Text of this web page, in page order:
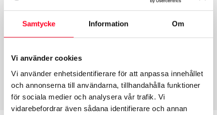
Samtycke Information Om
Vi använder cookies
Vi använder enhetsidentifierare för att anpassa innehållet
och annonserna till användarna, tillhandahålla funktioner
för sociala medier och analysera vår trafik. Vi
vidarebefordrar även sådana identifierare och annan
Group
Fälg PV/C LM
Tum
16
62
Centre Diameter
130
Art nummer
8339